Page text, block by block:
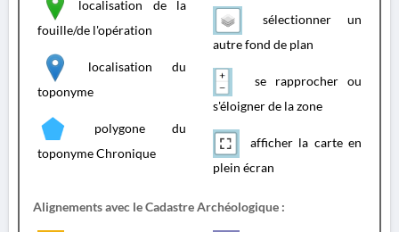
localisation de la
fouille/de l'opération
localisation du
toponyme
polygone du
toponyme Chronique
sélectionner un
autre fond de plan
se rapprocher ou
s'éloigner de la zone
afficher la carte en
plein écran
Alignements avec le Cadastre Archéologique :